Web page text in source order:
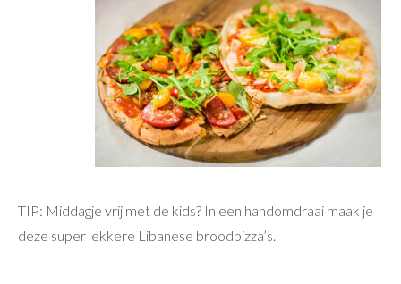
TIP: Middagje vrij met de kids? In een handomdraai maak je
deze super lekkere Libanese broodpizza’s.